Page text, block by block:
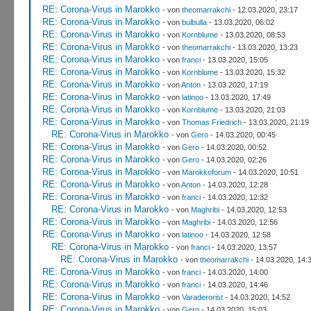
RE: Corona-Virus in Marokko - von theomarrakchi- 12.03.2020, 23:17
RE: Corona-Virus in Marokko - von bulbulla- 13.03.2020, 06:02
RE: Corona-Virus in Marokko - von Kornblume- 13.03.2020, 08:53
RE: Corona-Virus in Marokko - von theomarrakchi- 13.03.2020, 13:23
RE: Corona-Virus in Marokko - von franci- 13.03.2020, 15:05
RE: Corona-Virus in Marokko - von Kornblume- 13.03.2020, 15:32
RE: Corona-Virus in Marokko - vonAnton- 13.03.2020, 17:19
RE: Corona-Virus in Marokko - von latinoo- 13.03.2020, 17:49
RE: Corona-Virus in Marokko - von Kornblume- 13.03.2020, 21:03
RE: Corona-Virus in Marokko - von Thomas Friedrich- 13.03.2020, 21:19
RE: Corona-Virus in Marokko - von Gero- 14.03.2020, 00:45
RE: Corona-Virus in Marokko - von Gero- 14.03.2020, 00:52
RE: Corona-Virus in Marokko - von Gero- 14.03.2020, 02:26
RE: Corona-Virus in Marokko - von Marokkoforum- 14.03.2020, 10:51
RE: Corona-Virus in Marokko - vonAnton- 14.03.2020, 12:28
RE: Corona-Virus in Marokko - von franci- 14.03.2020, 12:32
RE: Corona-Virus in Marokko - von Maghribi- 14.03.2020, 12:53
RE: Corona-Virus in Marokko - von Maghribi- 14.03.2020, 12:56
RE: Corona-Virus in Marokko - von latinoo- 14.03.2020, 12:58
RE: Corona-Virus in Marokko - von franci- 14.03.2020, 13:57
RE: Corona-Virus in Marokko - von theomarrakchi- 14.03.2020,
RE: Corona-Virus in Marokko - von franci- 14.03.2020, 14:00
RE: Corona-Virus in Marokko - von franci- 14.03.2020, 14:46
RE: Corona-Virus in Marokko - von Varaderorist- 14.03.2020, 14:52